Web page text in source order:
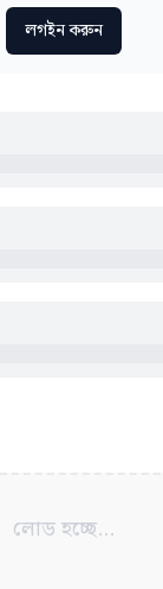
লগইন করুন
লোড হচ্ছে...